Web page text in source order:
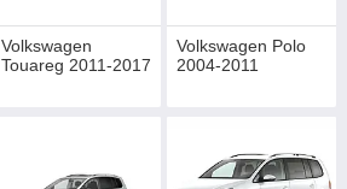
Volkswagen
Touareg 2011-2017
Volkswagen Polo
2004-2011